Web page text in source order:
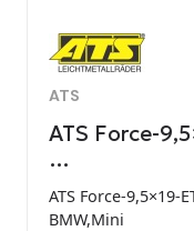
ATS
ATS Force-
…
ATS Force-9,5×19-
BMW,Mini